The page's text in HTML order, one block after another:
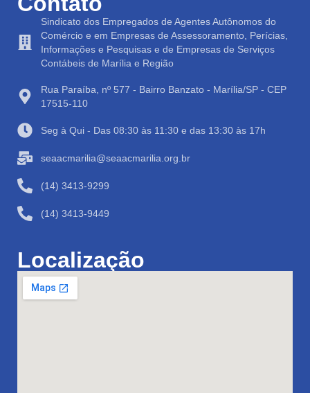
Sindicato dos Empregados de Agentes Autônomos do
Comércio e em Empresas de Assessoramento, Perícias,
Informações e Pesquisas e de Empresas de Serviços
Contábeis de Marília e Região
Rua Paraíba, nº 577 - Bairro Banzato - Marília/SP - CEP
17515-110
Seg à Qui - Das 08:30 às 11:30 e das 13:30 às 17h
seaacmarilia@seaacmarilia.org.br
(14) 3413-9299
(14) 3413-9449
Localização